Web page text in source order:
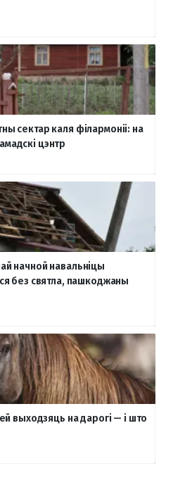
сектар каля філармоніі: на
цэнтр
начной навальніцы
без святла, пашкоджаны
выходзяць на дарогі — і што